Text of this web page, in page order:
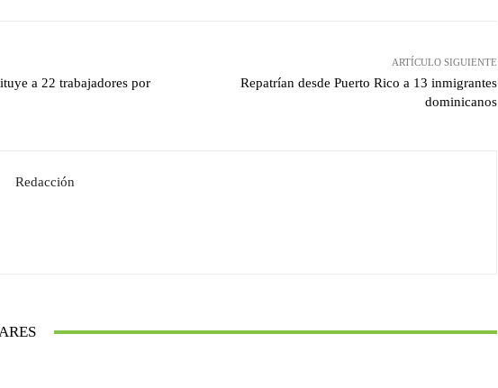
a 22 trabajadores por
ARTÍCULO SIGUIENTE
Repatrían desde Puerto Rico a 13 inmigrantes
dominicanos
Redacción